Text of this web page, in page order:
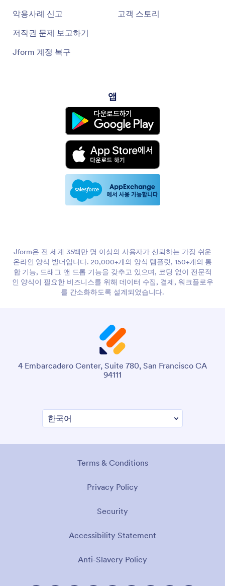
악용사례 신고
저작권 문제 보고하기
Jform 계정 복구
고객 스토리
앱
Jform은 전 세계 35백만 명 이상의 사용자가 신뢰하는 가장 쉬운
온라인 양식 빌더입니다. 20,000+개의 양식 템플릿, 150+개의 통
합 기능, 드래그 앤 드롭 기능을 갖추고 있으며, 코딩 없이 전문적
인 양식이 필요한 비즈니스를 위해 데이터 수집, 결제, 워크플로우
를 간소화하도록 설계되었습니다.
4 Embarcadero Center, Suite 780, San Francisco CA
94111
Terms & Conditions
Privacy Policy
Security
Accessibility Statement
Anti-Slavery Policy